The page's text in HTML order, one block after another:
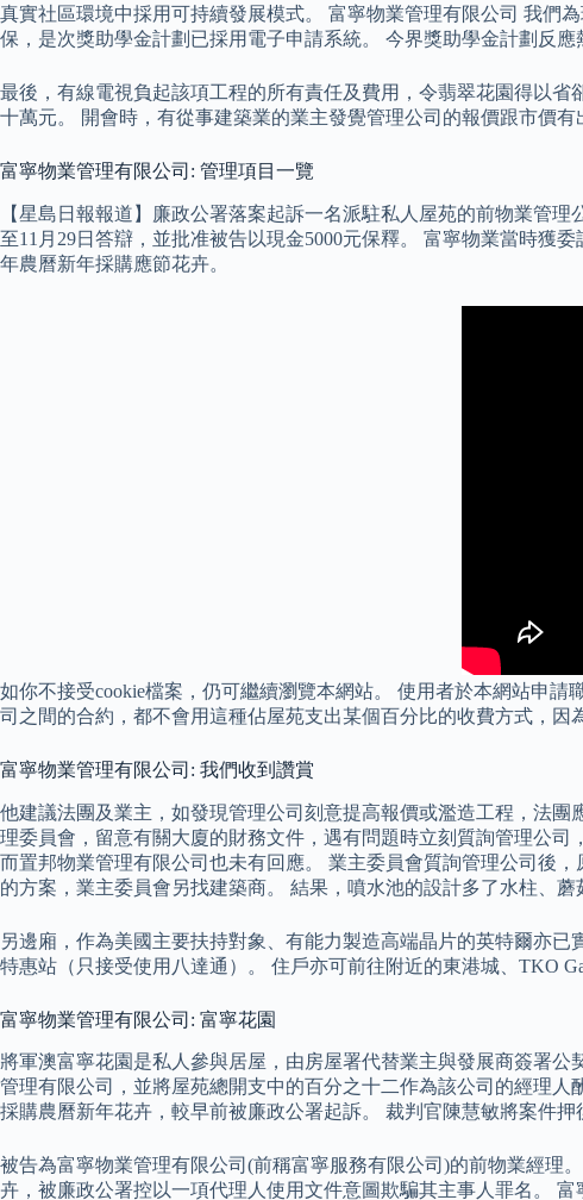
真實社區環境中採用可持續發展模式。 富寧物業管理有限公司 我們
保，是次獎助學金計劃已採用電子申請系統。 今界獎助學金計劃反應
最後，有線電視負起該項工程的所有責任及費用，令翡翠花園得以
十萬元。 開會時，有從事建築業的業主發覺管理公司的報價跟市價
富寧物業管理有限公司: 管理項目一覽
【星島日報報道】廉政公署落案起訴一名派駐私人屋苑的前物業管
至11月29日答辯，並批准被告以現金5000元保釋。 富寧物業當時獲
年農曆新年採購應節花卉。
如你不接受cookie檔案，仍可繼續瀏覽本網站。 使用者於本網站申
司之間的合約，都不會用這種佔屋苑支出某個百分比的收費方式，因
富寧物業管理有限公司: 我們收到讚賞
他建議法團及業主，如發現管理公司刻意提高報價或濫造工程，法
理委員會，留意有關大廈的財務文件，遇有問題時立刻質詢管理公
而置邦物業管理有限公司也未有回應。 業主委員會質詢管理公司後
的方案，業主委員會另找建築商。 結果，噴水池的設計多了水柱、蘑
另邊廂，作為美國主要扶持對象、有能力製造高端晶片的英特爾亦
特惠站（只接受使用八達通）。 住戶亦可前往附近的東港城、TKO
富寧物業管理有限公司: 富寧花園
將軍澳富寧花園是私人參與居屋，由房屋署代替業主與發展商簽署
管理有限公司，並將屋苑總開支中的百分之十二作為該公司的經理
採購農曆新年花卉，較早前被廉政公署起訴。 裁判官陳慧敏將案件
被告為富寧物業管理有限公司(前稱富寧服務有限公司)的前物業經理
卉，被廉政公署控以一項代理人使用文件意圖欺騙其主事人罪名。